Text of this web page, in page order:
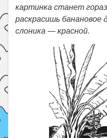
картинка станет
раскрасишь банановое
слоника — красной.